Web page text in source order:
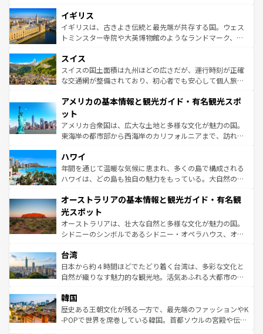
香り高いラベンダー畑など、多彩な楽しみ方が可能だ。さ
らに、パリ以外の地域にも魅力が溢れており、どの街角に
も豊かな歴史と文化が息づいている。パリ以外の個性あふ
を参照してほしい。
顔を持つこの国は、どこを歩いても飽きることがない。ベ
ルリンの文化的活気、バイエルン州のアルプスの絶景、そ
してライン川沿いのワイン畑といった風景は必見。ビール
は、お酒好きな人にはぜひ体験してほしい。 なお、新着の
ドイツ情報はコンテンツ一覧を参照してほしい。
イギリス
イギリスは、古きよき伝統と最先端が共存する国。ウェス
トミンスター寺院や大英博物館のようなランドマーク、歴
リアごとに異なる魅力がある。また、優雅なアフタヌーン
ティー、ビール好きにはたまらない英国パブ、サッカー観
戦など、本場だからこそできる体験も豊富。イギリスを旅
ンツ一覧を参照してほしい。
スイス
スイスの国土面積は九州ほどの広さだが、運行時刻が正確
な交通網が整備されており、初心者でも安心して個人旅行
の建物がそのまま残る町や、スイスならではのユニークな
博物館もあり、アルプス観光だけでなく町歩きも満喫する
ことができる。国民の所得が高いため物価も高いが、旅行
者向けの交通パス提供のサービスもあり、うまく活用すれ
着のスイス情報は
アメリカの基本情報と観光ガイド・有名観光スポ
ット
アメリカ合衆国は、広大な土地と多様な文化が魅力の国。
東海岸の都市部から西海岸のカリフォルニアまで、訪れる
のような巨大都市は、観光、ショッピング、エンターテイ
ンメントが詰まった刺激的なスポットだ。一方、アメリカ
西部には大自然が広がり、グランドキャニオンやイエロー
部のニューオーリンズでは、音楽と美食が融合した独特の
文化が魅力。旅行者はアメリカの各地域で異なる魅力を楽
しみながら、その多様性と豊かな歴史を感じることができ
るだろう。車でのロードトリップや列車の旅も、アメリカ
情報は
ハワイ
年間を通じて温暖な気候に恵まれ、多くの島で構成される
ハワイは、どの島も独自の魅力をもっている。大自然の神
ワイ島は見逃せない。また、定番の観光地といえばオアフ
島だが、静かな自然を求めるならマウイ島やカウアイ島が
おすすめ。エメラルドグリーンに輝く海をはじめ、豊かな
文化や歴史が息づいている。「アロハスピリット」と呼ば
人々、おいしいローカルフードやハワイアンミュージッ
ク、伝統的なフラダンスなど、すべてがハワイの魅力を彩
っている。訪れるたびに新しい発見と感動が待っているハ
はコンテンツ一覧
オーストラリアの基本情報と観光ガイド・有名観
光スポット
オーストラリアは、壮大な自然と多様な文化が魅力の国。
シドニーのシンボルであるシドニー・オペラハウス、オー
リアリーフや大陸中央部にそびえるウルル（エアーズロッ
ク）、タスマニアの美しい原生林やケアンズの熱帯雨林な
ど、見どころがたくさん。また、カフェやワイン、オージ
いる。アクティビティも充実しており、サーフィンやダイ
ビング、ハイキングなど、アウトドア好きにはたまらな
い。オーストラリアの多彩な魅力を存分に味わいつくそ
台湾
日本から約４時間ほどでたどり着く台湾は、多彩な文化と
自然が織りなす魅力的な観光地。活気あふれる大都市の台
ン）、静ひつな山岳地帯である台湾東部など、都市の喧騒
と山間の静けさが共存しており、訪れる人に新しい発見と
驚きをもたらしてくれる。また、奥深い台湾の食文化も魅
韓国
歴史ある王朝文化が残る一方で、最先端のファッションやK
-POPで世界を席巻している韓国。首都ソウルの宮殿や伝統